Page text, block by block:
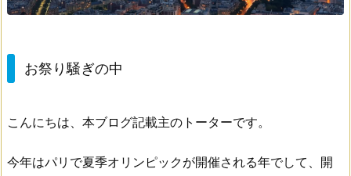
お祭り騒ぎの中
こんにちは、本ブログ記載主のトーターです。
今年はパリで夏季オリンピックが開催される年でして、開